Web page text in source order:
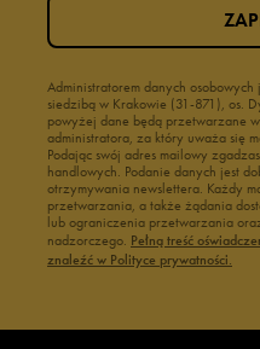
Administratorem danych
siedzibą w Krakowie (31-871), os.
powyżej dane będą przetwarzane
administratora, za który uważa się
Podając swój adres mailowy
handlowych. Podanie danych jest
otrzymywania newslettera. Każdy
przetwarzania, a także żądania
lub ograniczenia przetwarzania
nadzorczego. Pełną treść
znaleźć w Polityce prywatności.